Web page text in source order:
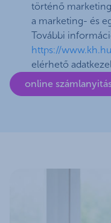
történő
a marketing- és
További
https://
elérhető
online